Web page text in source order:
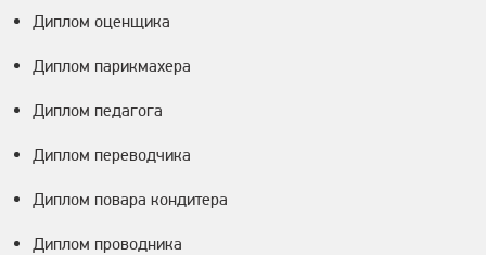
Диплом оценщика
Диплом парикмахера
Диплом педагога
Диплом переводчика
Диплом повара кондитера
Диплом проводника